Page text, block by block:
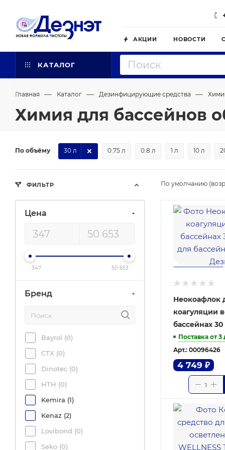
АКЦИИ НОВОСТИ
КАТАЛОГ
Главная — Каталог — Дезинфицирующие средства —
Химия для бассейнов
По объёму 0.75 л 0.8 л 1 л 10 л
30 л
По умолчанию
Неокоафлок
коагуляции
бассейнах 30
Поставка от 3
Арт.: 00096426
4 749 ₽
ФИЛЬТР
Цена
347 50 653
Бренд
Bayrol (0)
CTX (0)
Dinotec (0)
HTH (0)
Kemira (1)
Kenaz (2)
Lovibond (0)
Seko (0)